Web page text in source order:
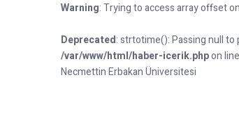
Warning: Trying to access array offset
Deprecated: strtotime(): Passing null
/var/www/html/haber-icerik.phpon line
Necmettin Erbakan Üniversitesi